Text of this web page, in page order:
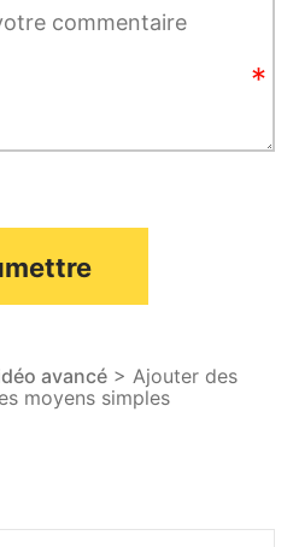
avancé > Ajouter des
moyens simples